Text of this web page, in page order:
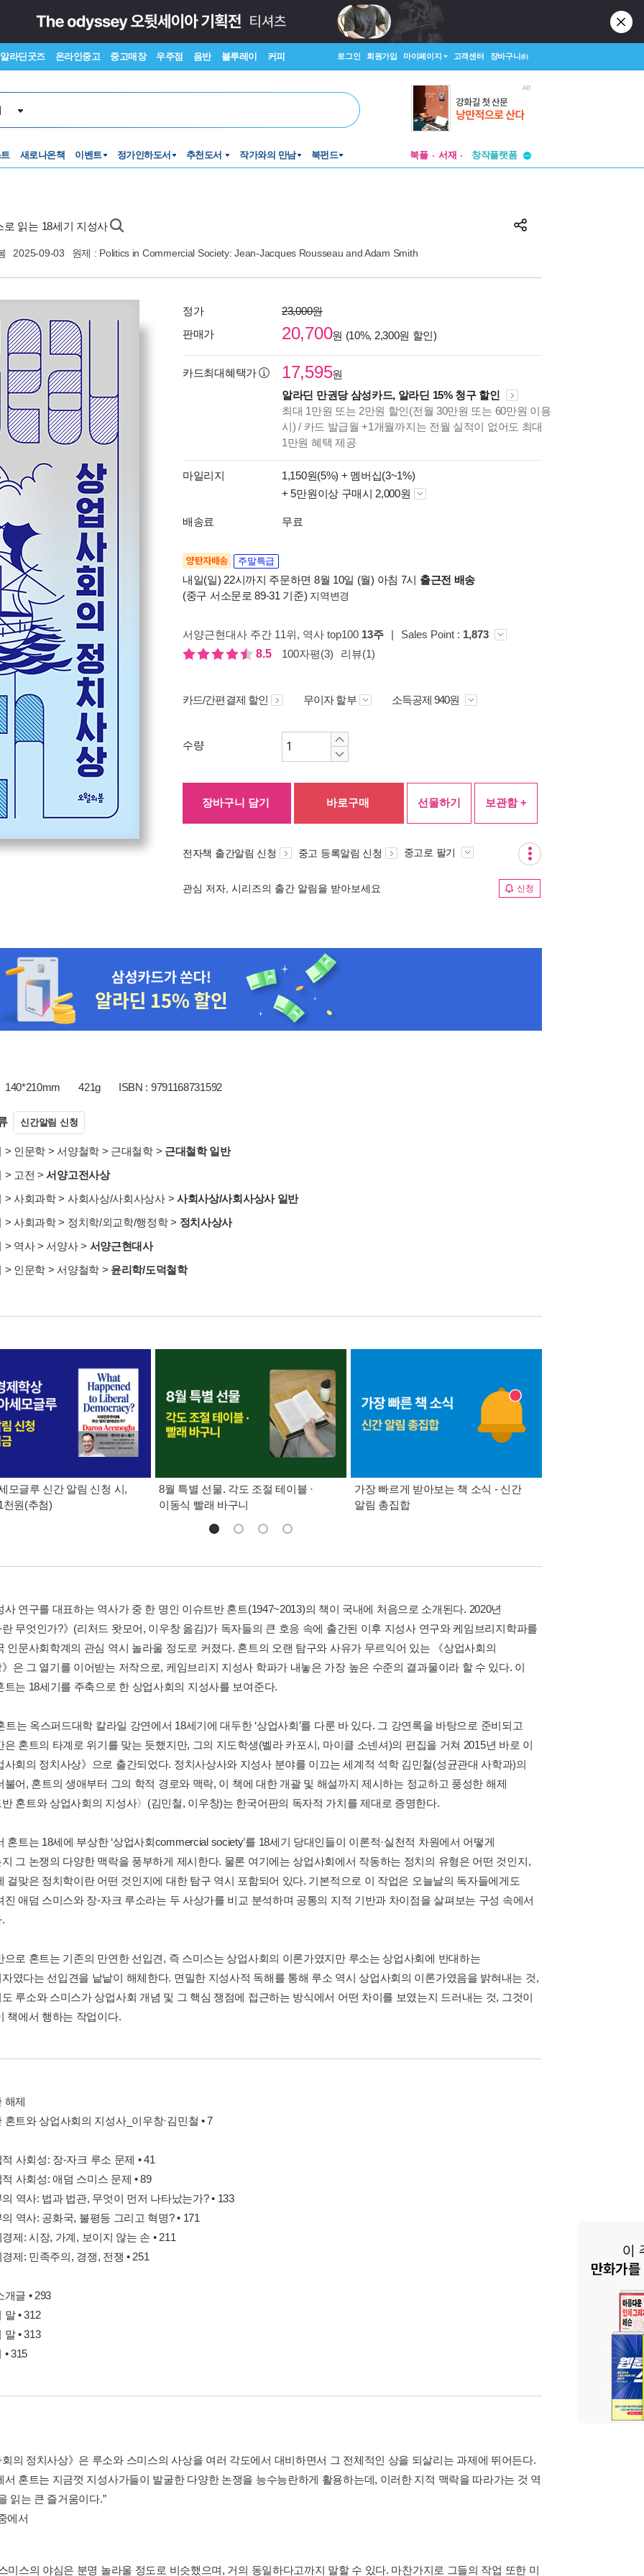
알라딘굿즈 온라인중고 중고매장 우주점 음반 블루레이 커피 로그인 회원가입 마이페이지 고객센터 장바구니(0)
새로나온책 이벤트 정가인하도서 추천도서 작가와의 만남 북펀드 북플 서재
창작플랫폼
로 읽는 18세기 지성사
2025-09-03 원제 : Politics in Commercial Society: Jean-Jacques Rousseau and Adam Smith
정가
23,000원
판매가
20,700원 (10%, 2,300원 할인)
카드최대혜택가 17,595원
알라딘 만권당 삼성카드, 알라딘 15% 청구 할인
최대 1만원 또는 2만원 할인(전월 30만원 또는 60만원 이용
시) / 카드 발급월 +1개월까지는 전월 실적이 없어도 최대
1만원 혜택 제공
마일리지 1,150원(5%) + 멤버십(3~1%)
+ 5만원이상 구매시 2,000원
배송료 무료
양탄자배송 주말특급
내일(일) 22시까지 주문하면 8월 10일 (월) 아침 7시 출근전 배송
(중구 서소문로 89-31 기준) 지역변경
서양근현대사 주간 11위, 역사 top100 13주 | Sales Point : 1,873
8.5
100자평(3) 리뷰(1)
카드/간편결제 할인 무이자 할부 소득공제 940원
수량
장바구니 담기 바로구매 선물하기 보관함 +
전자책 출간알림 신청 중고 등록알림 신청 중고로 팔기
관심 저자, 시리즈의 출간 알림을 받아보세요 신청
140*210mm 421g ISBN : 9791168731592
신간알림 신청
> 인문학 >서양철학> 근대철학> 근대철학 일반
> 고전 >서양고전사상
> 사회과학> 사회사상/사회사상사> 사회사상/사회사상사 일반
> 사회과학> 정치학/외교학/행정학> 정치사상사
> 역사>서양사> 서양근현대사
> 인문학 >서양철학> 윤리학/도덕철학
모글루 신간 알림 신청 시,
천원(추첨)
8월 특별 선물. 각도 조절 테이블 ·
이동식 빨래 바구니
가장 빠르게 받아보는 책 소식 - 신간
알림 총집합
사 연구를 대표하는 역사가 중 한 명인 이슈트반 혼트(1947~2013)의 책이 국내에 처음으로 소개된다. 2020년
무엇인가?》(리처드 왓모어, 이우창 옮김)가 독자들의 큰 호응 속에 출간된 이후 지성사 연구와 케임브리지학파를
인문사회학계의 관심 역시 놀라울 정도로 커졌다. 혼트의 오랜 탐구와 사유가 무르익어 있는 《상업사회의
은 그 열기를 이어받는 저작으로, 케임브리지 지성사 학파가 내놓은 가장 높은 수준의 결과물이라 할 수 있다. 이
트는 18세기를 주축으로 한 상업사회의 지성사를 보여준다.
트는 옥스퍼드대학 칼라일 강연에서 18세기에 대두한 ‘상업사회’를 다룬 바 있다. 그 강연록을 바탕으로 준비되고
은 혼트의 타계로 위기를 맞는 듯했지만, 그의 지도학생(벨라 카포시, 마이클 소넨셔)의 편집을 거쳐 2015년 바로 이
사회의 정치사상》으로 출간되었다. 정치사상사와 지성사 분야를 이끄는 세계적 석학 김민철(성균관대 사학과)의
불어, 혼트의 생애부터 그의 학적 경로와 맥락, 이 책에 대한 개괄 및 해설까지 제시하는 정교하고 풍성한 해제
혼트와 상업사회의 지성사〉(김민철, 이우창)는 한국어판의 독자적 가치를 제대로 증명한다.
혼트는 18세에 부상한 ‘상업사회commercial society’를 18세기 당대인들이 이론적·실천적 차원에서 어떻게
그 논쟁의 다양한 맥락을 풍부하게 제시한다. 물론 여기에는 상업사회에서 작동하는 정치의 유형은 어떤 것인지,
걸맞은 정치학이란 어떤 것인지에 대한 탐구 역시 포함되어 있다. 기본적으로 이 작업은 오늘날의 독자들에게도
진 애덤 스미스와 장-자크 루소라는 두 사상가를 비교 분석하며 공통의 지적 기반과 차이점을 살펴보는 구성 속에서
으로 혼트는 기존의 만연한 선입견, 즉 스미스는 상업사회의 이론가였지만 루소는 상업사회에 반대하는
였다는 선입견을 낱낱이 해체한다. 면밀한 지성사적 독해를 통해 루소 역시 상업사회의 이론가였음을 밝혀내는 것,
루소와 스미스가 상업사회 개념 및 그 핵심 쟁점에 접근하는 방식에서 어떤 차이를 보였는지 드러내는 것, 그것이
책에서 행하는 작업이다.
해제
혼트와 상업사회의 지성사_이우창·김민철 • 7
사회성: 장-자크 루소 문제 • 41
사회성: 애덤 스미스 문제 • 89
역사: 법과 법관, 무엇이 먼저 나타났는가? • 133
역사: 공화국, 불평등 그리고 혁명? • 171
제: 시장, 가계, 보이지 않는 손 • 211
제: 민족주의, 경쟁, 전쟁 • 251
개글 • 293
• 312
• 313
• 315
의 정치사상》은 루소와 스미스의 사상을 여러 각도에서 대비하면서 그 전체적인 상을 되살리는 과제에 뛰어든다.
서 혼트는 지금껏 지성사가들이 발굴한 다양한 논쟁을 능수능란하게 활용하는데, 이러한 지적 맥락을 따라가는 것 역
읽는 큰 즐거움이다.”
에서
미스의 야심은 분명 놀라울 정도로 비슷했으며, 거의 동일하다고까지 말할 수 있다. 마찬가지로 그들의 작업 또한 미